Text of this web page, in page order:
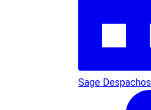
Sage Despachos